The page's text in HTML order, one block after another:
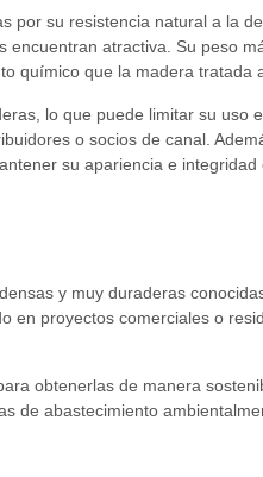
su resistencia natural a la
atractiva. Su peso
químico que la madera tratada
lo que puede limitar su uso
o socios de canal.
su apariencia e integridad
y muy duraderas
en proyectos comerciales o
obtenerlas de manera
de abastecimiento